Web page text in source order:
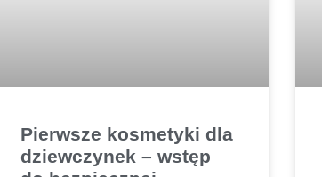
Pierwsze kosmetyki dla
dziewczynek – wstęp